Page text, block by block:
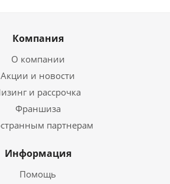
Компания
О компании
Акции и новости
и рассрочка
Франшиза
партнерам
Информация
Помощь